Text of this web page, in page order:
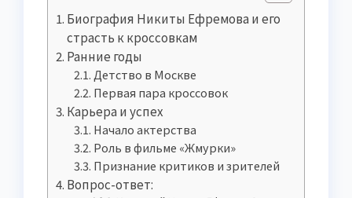
Биография Никиты Ефремова и его
страсть к кроссовкам
Ранние годы
Детство в Москве
Первая пара кроссовок
Карьера и успех
Начало актерства
Роль в фильме «Жмурки»
Признание критиков и зрителей
Вопрос-ответ: